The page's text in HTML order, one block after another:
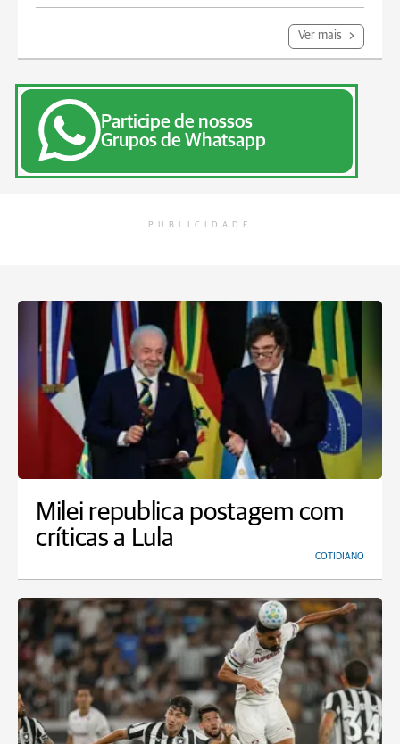
Ver mais
Participe de nossos
Grupos de Whatsapp
PUBLICIDADE
Milei republica postagem com
críticas a Lula
COTIDIANO